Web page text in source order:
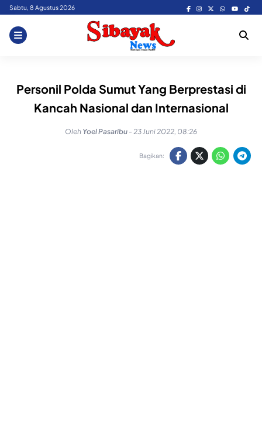
Skip
content
Sabtu, 8 Agustus 2026
Personil Polda Sumut Yang Berprestasi di
Kancah Nasional dan Internasional
Oleh Yoel Pasaribu - 23 Juni 2022, 08:26
Bagikan: